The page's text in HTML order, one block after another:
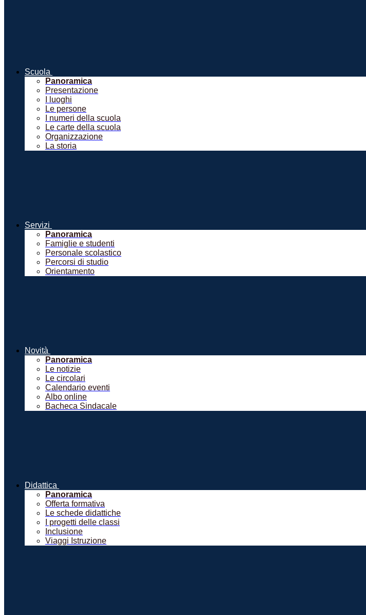
Scuola
Panoramica
Presentazione
I luoghi
Le persone
I numeri della scuola
Le carte della scuola
Organizzazione
La storia
Servizi
Panoramica
Famiglie e studenti
Personale scolastico
Percorsi di studio
Orientamento
Novità
Panoramica
Le notizie
Le circolari
Calendario eventi
Albo online
Bacheca Sindacale
Didattica
Panoramica
Offerta formativa
Le schede didattiche
I progetti delle classi
Inclusione
Viaggi Istruzione